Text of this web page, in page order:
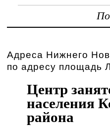
Адреса Нижнего
по адресу площадь
Центр
населения
района